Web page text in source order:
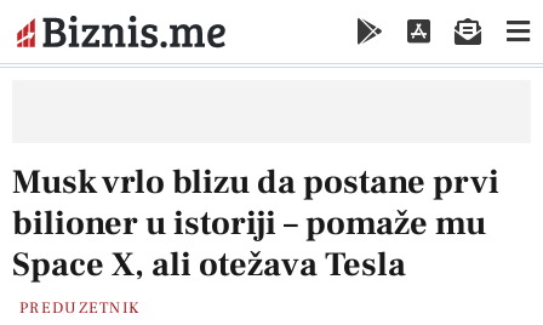
Musk vrlo blizu da postane prvi
bilioner u istoriji – pomaže mu
Space X, ali otežava Tesla
PREDUZETNIK